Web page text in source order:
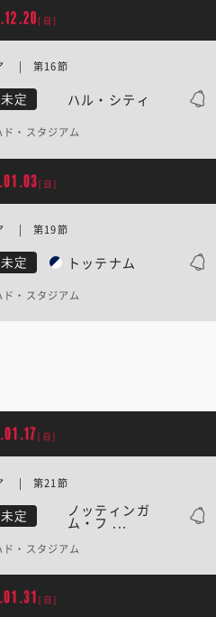
[日]
未定 ハル・シティ
| 第16節
ド・スタジアム
[日]
未定 トッテナム
| 第19節
ド・スタジアム
[日]
未定 ノッティンガ
ム・フ ...
| 第21節
ド・スタジアム
[日]